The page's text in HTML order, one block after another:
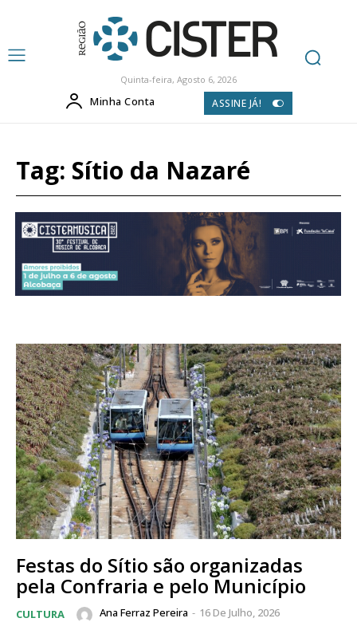
Quinta-feira, Agosto 6, 2026
Minha Conta ASSINE JÁ!
Tag: Sítio da Nazaré
Festas do Sítio são organizadas
pela Confraria e pelo Município
CULTURA Ana Ferraz Pereira - 16 De Julho, 2026